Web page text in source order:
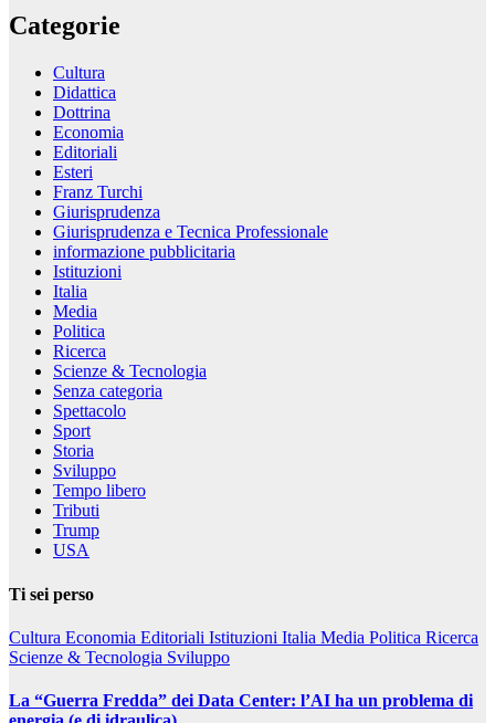
Categorie
Cultura
Didattica
Dottrina
Economia
Editoriali
Esteri
Franz Turchi
Giurisprudenza
Giurisprudenza e Tecnica Professionale
informazione pubblicitaria
Istituzioni
Italia
Media
Politica
Ricerca
Scienze & Tecnologia
Senza categoria
Spettacolo
Sport
Storia
Sviluppo
Tempo libero
Tributi
Trump
USA
Ti sei perso
Cultura Economia Editoriali Istituzioni Italia Media Politica Ricerca
Scienze & Tecnologia Sviluppo
La “Guerra Fredda” dei Data Center: l’AI ha un problema di